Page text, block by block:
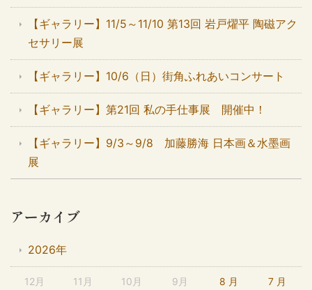
【ギャラリー】11/5～11/10 第13回 岩戸燿平 陶磁アク
セサリー展
【ギャラリー】10/6（日）街角ふれあいコンサート
【ギャラリー】第21回 私の手仕事展 開催中！
【ギャラリー】9/3～9/8 加藤勝海 日本画＆水墨画
展
アーカイブ
2026年
12月 11月 10月 9月 8 月 7 月